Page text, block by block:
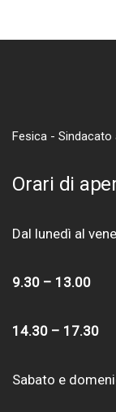
Fesica -
Orari di
Dal lunedì al
9.30 – 13.00
14.30 – 17.30
Sabato e